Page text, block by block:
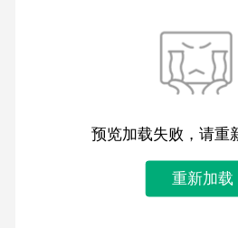
预览加载失败，请重
重新加载